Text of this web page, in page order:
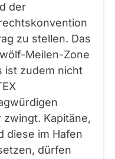
der
zu stellen. Das
Meilen-Zone
ist zudem nicht
Kapitäne,
diese im Hafen
dürfen